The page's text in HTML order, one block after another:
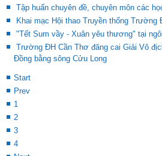
Tập huấn chuyên đề, chuyên môn các
Khai mạc Hội thao Truyền thống
"Tết Sum vầy - Xuân yêu thương" tại
Trường ĐH Cần Thơ đăng cai Giải Vô
Đồng bằng sông Cửu Long
Start
Prev
1
2
3
4